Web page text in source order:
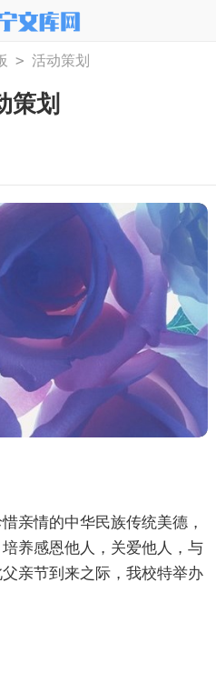
> 活动策划
策划
亲情的中华民族传统美德，
养感恩他人，关爱他人，与
亲节到来之际，我校特举办